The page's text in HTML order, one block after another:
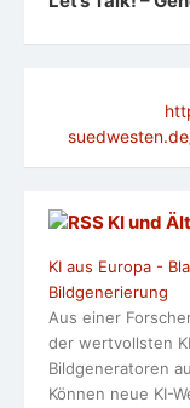
KI und
KI aus Europa -
Bildgenerierung
Aus einer
der wertvollsten
Bildgeneratoren
Können neue KI-